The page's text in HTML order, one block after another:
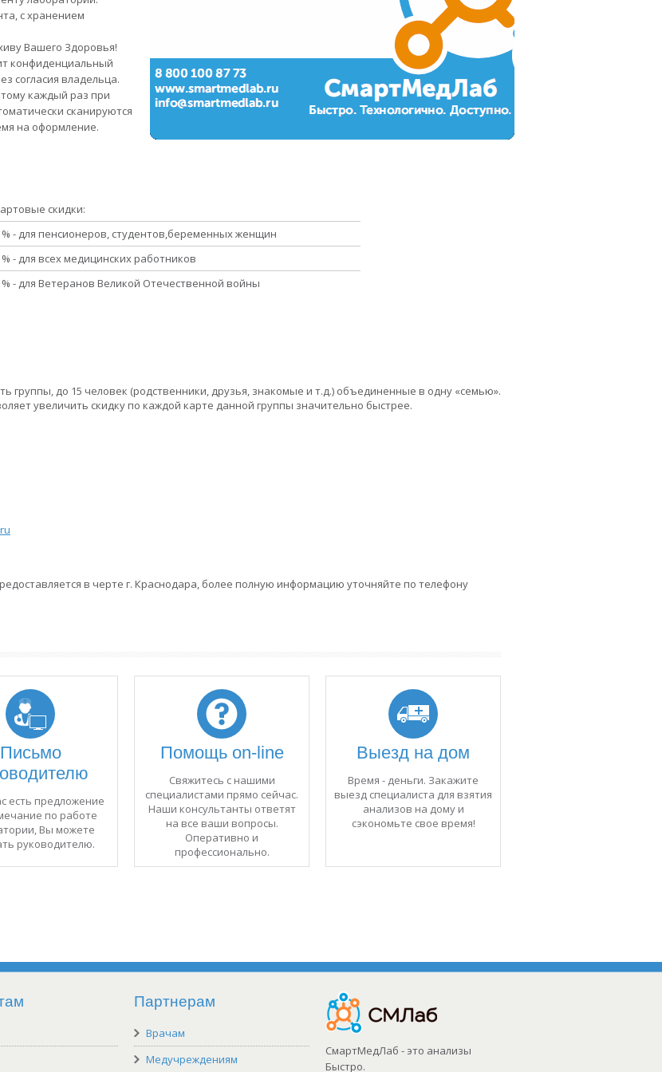
с хранением
Вашего Здоровья!
конфиденциальный
согласия владельца.
каждый раз при
сканируются
на оформление.
скидки:
% - для пенсионеров, студентов,беременных женщин
% - для всех медицинских работников
% - для Ветеранов Великой Отечественной войны
группы, до 15 человек (родственники, друзья, знакомые и т.д.) объединенные в одну «семью».
увеличить скидку по каждой карте данной группы значительно быстрее.
в черте г. Краснодара, более полную информацию уточняйте по телефону
Письмо
есть предложение
по работе
Вы можете
руководителю.
Помощь on-line
Свяжитесь с нашими
специалистами прямо сейчас.
Наши консультанты ответят
на все ваши вопросы.
Оперативно и
профессионально.
Выезд на дом
Время - деньги. Закажите
выезд специалиста для взятия
анализов на дому и
сэкономьте свое время!
Партнерам
Врачам
Медучреждениям
СмартМедЛаб - это анализы
Быстро.